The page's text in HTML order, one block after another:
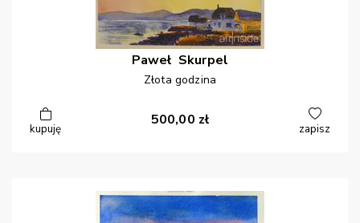
Paweł Skurpel
Złota godzina
kupuję
500,00 zł
zapisz